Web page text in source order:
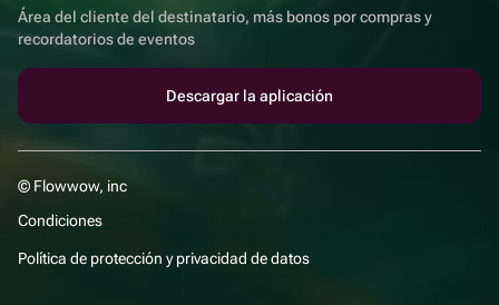
Área del cliente del destinatario, más bonos por compras y
recordatorios de eventos
Descargar la aplicación
© Flowwow, inc
Condiciones
Política de protección y privacidad de datos